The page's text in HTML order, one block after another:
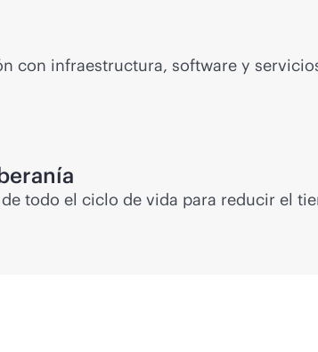
con infraestructura, software y
todo el ciclo de vida para reducir el